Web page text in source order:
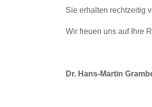
Sie erhalten rechtzeitig
Wir freuen uns auf Ihre
Dr. Hans-Martin